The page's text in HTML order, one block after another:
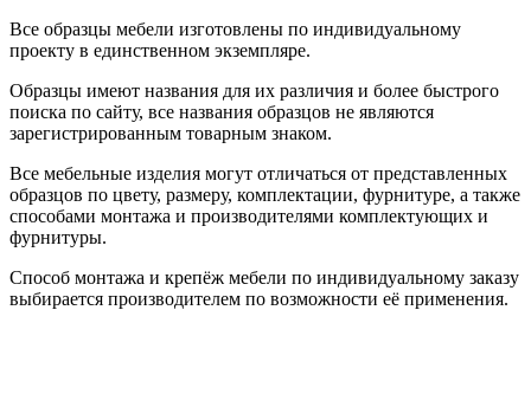
Все образцы мебели изготовлены по индивидуальному
проекту в единственном экземпляре.
Образцы имеют названия для их различия и более быстрого
поиска по сайту, все названия образцов не являются
зарегистрированным товарным знаком.
Все мебельные изделия могут отличаться от представленных
образцов по цвету, размеру, комплектации, фурнитуре, а также
способами монтажа и производителями комплектующих и
фурнитуры.
Способ монтажа и крепёж мебели по индивидуальному заказу
выбирается производителем по возможности её применения.